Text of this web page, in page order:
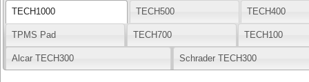
TECH1000 TECH500 TECH400
TPMS Pad TECH700 TECH100
Alcar TECH300 Schrader TECH300